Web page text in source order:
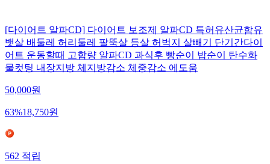
[다이어트 알파CD] 다이어트 보조제 알파CD 특허유산균함유
뱃살 배둘레 허리둘레 팔뚝살 등살 허벅지 살빼기 단기간다이
어트 운동할때 고함량 알파CD 과식후 빵순이 밥순이 탄수화
물컷팅 내장지방 체지방감소 체중감소 에도움
50,000원
63%18,750원
562적립